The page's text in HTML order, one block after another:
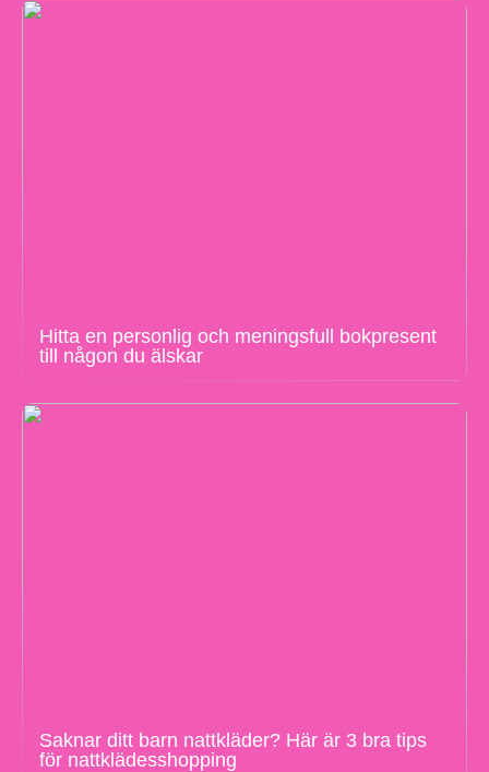
Hitta en personlig och meningsfull bokpresent
till någon du älskar
Saknar ditt barn nattkläder? Här är 3 bra tips
för nattklädesshopping